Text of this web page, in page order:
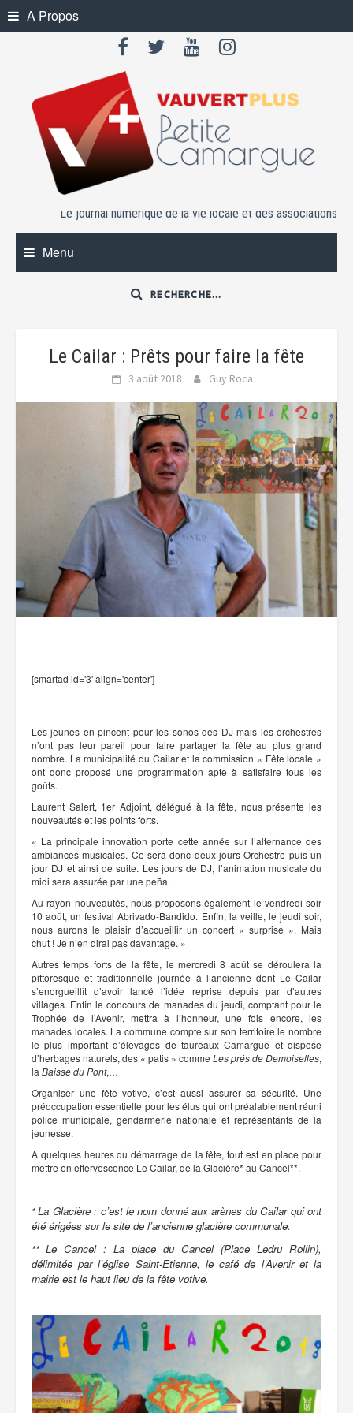
Skip
to
A Propos
Le journal numérique de la vie locale et des associations
Menu
Le Cailar : Prêts pour faire la fête
3 août 2018 Guy Roca
[smartad id='3' align='center']
Les jeunes en pincent pour les sonos des DJ mais les orchestres
n’ont pas leur pareil pour faire partager la fête au plus grand
nombre. La municipalité du Cailar et la commission « Fête locale »
ont donc proposé une programmation apte à satisfaire tous les
goûts.
Laurent Salert, 1er Adjoint, délégué à la fête, nous présente les
nouveautés et les points forts.
« La principale innovation porte cette année sur l’alternance des
ambiances musicales. Ce sera donc deux jours Orchestre puis un
jour DJ et ainsi de suite. Les jours de DJ, l’animation musicale du
midi sera assurée par une peña.
Au rayon nouveautés, nous proposons également le vendredi soir
10 août, un festival Abrivado-Bandido. Enfin, la veille, le jeudi soir,
nous aurons le plaisir d’accueillir un concert « surprise ». Mais
chut ! Je n’en dirai pas davantage. »
Autres temps forts de la fête, le mercredi 8 août se déroulera la
pittoresque et traditionnelle journée à l’ancienne dont Le Cailar
s’enorgueillît d’avoir lancé l’idée reprise depuis par d’autres
villages. Enfin le concours de manades du jeudi, comptant pour le
Trophée de l’Avenir, mettra à l’honneur, une fois encore, les
manades locales. La commune compte sur son territoire le nombre
le plus important d’élevages de taureaux Camargue et dispose
d’herbages naturels, des « patis » comme Les prés de Demoiselles,
la Baisse du Pont,…
Organiser une fête votive, c’est aussi assurer sa sécurité. Une
préoccupation essentielle pour les élus qui ont préalablement réuni
police municipale, gendarmerie nationale et représentants de la
jeunesse.
A quelques heures du démarrage de la fête, tout est en place pour
mettre en effervescence Le Cailar, de la Glacière* au Cancel**.
*La Glacière : c’est le nom donné aux arènes du Cailar qui ont
été érigées sur le site de l’ancienne glacière communale.
** Le Cancel : La place du Cancel (Place Ledru Rollin),
délimitée par l’église Saint-Etienne, le café de l’Avenir et la
mairie est le haut lieu de la fête votive.